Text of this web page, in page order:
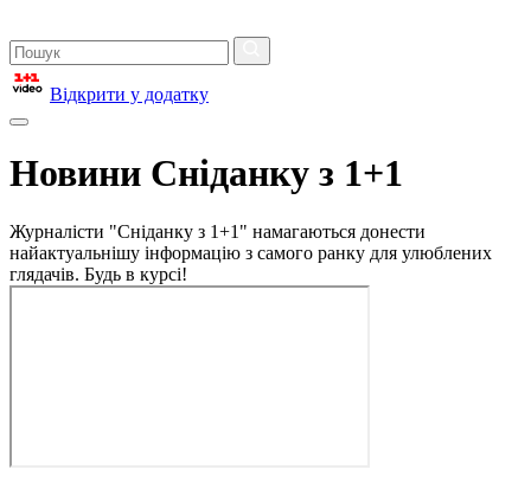
Відкрити у додатку
Новини Сніданку з 1+1
Журналісти "Сніданку з 1+1" намагаються донести
найактуальнішу інформацію з самого ранку для улюблених
глядачів. Будь в курсі!